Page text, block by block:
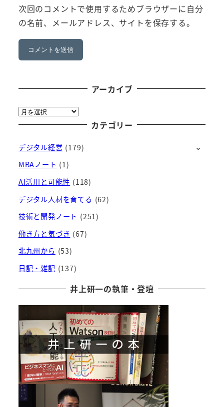
次回のコメントで使用するためブラウザーに自分
の名前、メールアドレス、サイトを保存する。
アーカイブ
ア
ー
イ
ブ
カテゴリー
デジタル経営 (179)
MBAノート (1)
AI活用と可能性 (118)
デジタル人材を育てる (62)
技術と開発ノート (251)
働き方と気づき (67)
北九州から (53)
日記・雑記 (137)
井上研一の執筆・登壇